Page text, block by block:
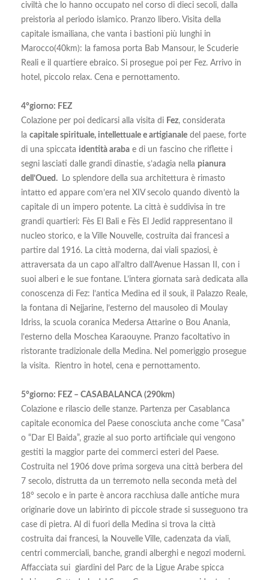
civiltà che lo hanno occupato nel corso di dieci secoli, dalla
preistoria al periodo islamico. Pranzo libero. Visita della
capitale ismailiana, che vanta i bastioni più lunghi in
Marocco(40km): la famosa porta Bab Mansour, le Scuderie
Reali e il quartiere ebraico. Si prosegue poi per Fez. Arrivo in
hotel, piccolo relax. Cena e pernottamento.
4°giorno: FEZ
Colazione per poi dedicarsi alla visita di Fez, considerata
la capitale spirituale, intellettuale e artigianale del paese, forte
di una spiccata identità araba e di un fascino che riflette i
segni lasciati dalle grandi dinastie, s’adagia nella pianura
dell’Oued.
Lo splendore della sua architettura è rimasto
intatto ed appare com’era nel XIV secolo quando diventò la
capitale di un impero potente. La città è suddivisa in tre
grandi quartieri: Fès El Bali e Fès El Jedid rappresentano il
nucleo storico, e la Ville Nouvelle, costruita dai francesi a
partire dal 1916. La città moderna, dai viali spaziosi, è
attraversata da un capo all’altro dall’Avenue Hassan II, con i
suoi alberi e le sue fontane. L’intera giornata sarà dedicata alla
conoscenza di Fez: l’antica Medina ed il souk, il Palazzo Reale,
la fontana di Nejjarine, l’esterno del mausoleo di Moulay
Idriss, la scuola coranica Medersa Attarine o Bou Anania,
l’esterno della Moschea Karaouyne. Pranzo facoltativo in
ristorante tradizionale della Medina. Nel pomeriggio prosegue
la visita. Rientro in hotel, cena e pernottamento.
5°giorno: FEZ – CASABALANCA (290km)
Colazione e rilascio delle stanze. Partenza per Casablanca
capitale economica del Paese conosciuta anche come “Casa”
o “Dar El Baida”, grazie al suo porto artificiale qui vengono
gestiti la maggior parte dei commerci esteri del Paese.
Costruita nel 1906 dove prima sorgeva una città berbera del
7 secolo, distrutta da un terremoto nella seconda metà del
18° secolo e in parte è ancora racchiusa dalle antiche mura
originarie dove un labirinto di piccole strade si susseguono tra
case di pietra. Al di fuori della Medina si trova la città
costruita dai francesi, la Nouvelle Ville, cadenzata da viali,
centri commerciali, banche, grandi alberghi e negozi moderni.
Affacciata sui giardini del Parc de la Ligue Arabe spicca